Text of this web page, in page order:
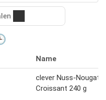
Name
clever Nuss-Nougat
Croissant 240 g